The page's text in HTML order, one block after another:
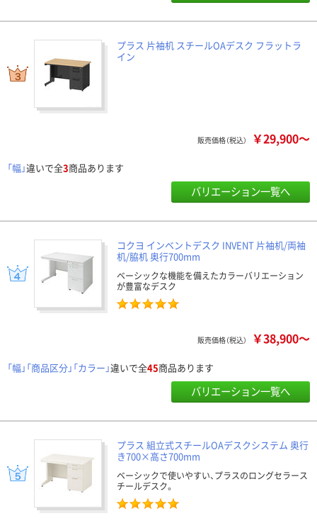
プラス 片袖机 スチールOAデスク フラットラ
イン
販売価格（税込） ￥29,900～
「幅」違いで全3商品あります
バリエーション一覧へ
コクヨ インベントデスク INVENT 片袖机/両袖
机/脇机 奥行700mm
ベーシックな機能を備えたカラーバリエーション
が豊富なデスク
販売価格（税込） ￥38,900～
「幅」「商品区分」「カラー」違いで全45商品あります
バリエーション一覧へ
プラス 組立式スチールOAデスクシステム 奥行
き700×高さ700mm
ベーシックで使いやすい、プラスのロングセラース
チールデスク。